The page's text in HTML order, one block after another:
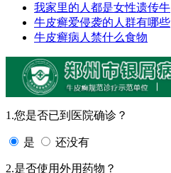
我家里的人都是女性遗传牛
牛皮癣爱侵袭的人群有哪些
牛皮癣病人禁什么食物
1.您是否已到医院确诊？
是 还没有
2.是否使用外用药物？